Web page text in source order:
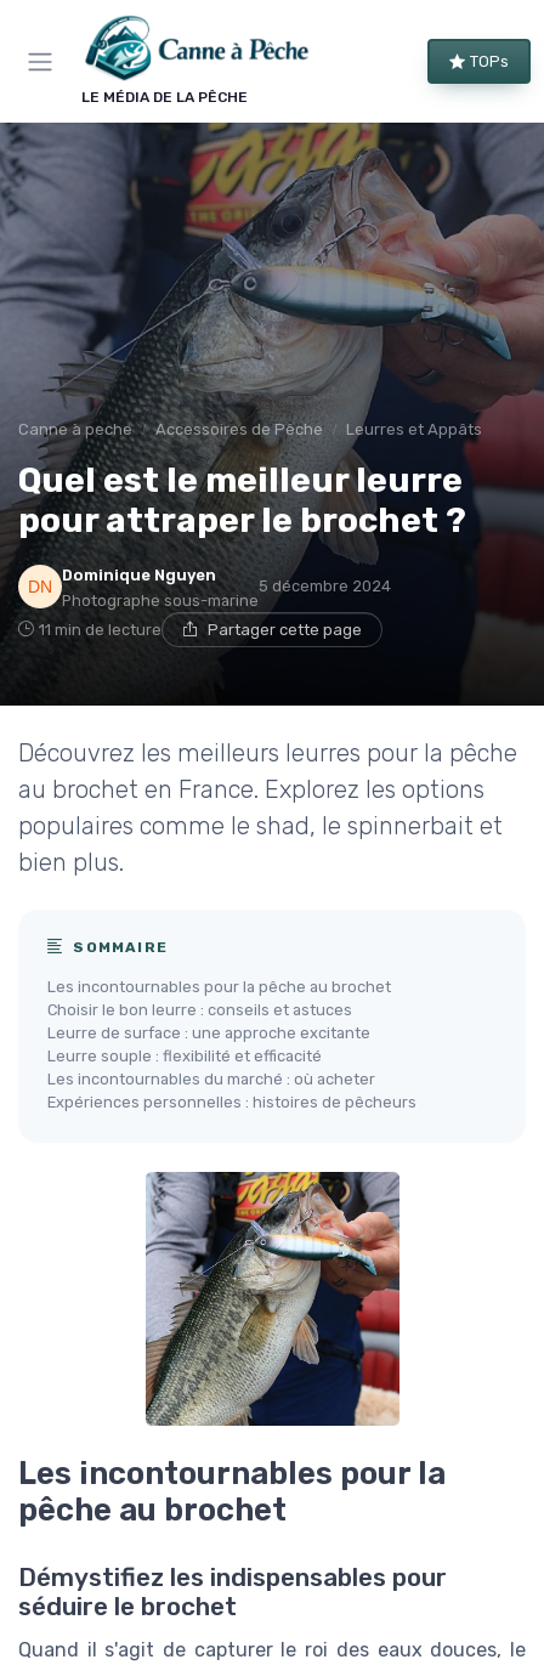
LE MÉDIA DE LA PÊCHE
TOPs
Canne à peche Accessoires de Pêche Leurres et Appâts
Quel est le meilleur leurre
pour attraper le brochet ?
Dominique Nguyen
Photographe sous-marine
5 décembre 2024
11 min de lecture Partager cette page
Découvrez les meilleurs leurres pour la pêche
au brochet en France. Explorez les options
populaires comme le shad, le spinnerbait et
bien plus.
SOMMAIRE
Les incontournables pour la pêche au brochet
Choisir le bon leurre : conseils et astuces
Leurre de surface : une approche excitante
Leurre souple : flexibilité et efficacité
Les incontournables du marché : où acheter
Expériences personnelles : histoires de pêcheurs
Les incontournables pour la
pêche au brochet
Démystifiez les indispensables pour
séduire le brochet
Quand il s'agit de capturer le roi des eaux douces, le
Panneau de gestion des cookies